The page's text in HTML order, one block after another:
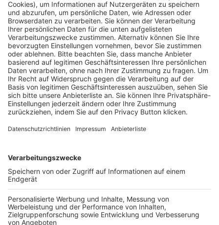
Pässe und Vereinswechsel
Trainerausbildung
Schulungsangebot Vereinsmitarbeiter
BFV-Geschäftsstellen
Trainerbörse
Login SpielPlus
FOLGE DEM BFV
TOP-VEREINE